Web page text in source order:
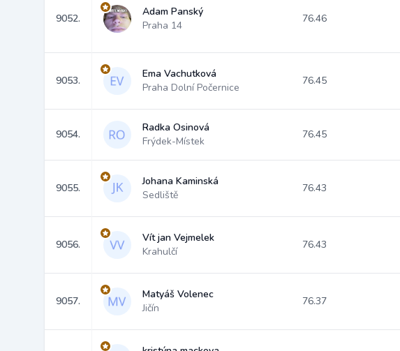
9052.
Adam Panský
Praha 14
76.46
9053.
Ema Vachutková
Praha Dolní Počernice
76.45
9054.
Radka Osinová
Frýdek-Místek
76.45
9055.
Johana Kaminská
Sedliště
76.43
9056.
Vít jan Vejmelek
Krahulčí
76.43
9057.
Matyáš Volenec
Jičín
76.37